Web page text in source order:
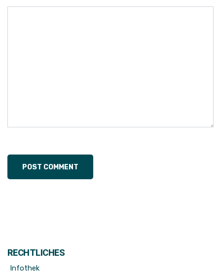
RECHTLICHES
Infothek